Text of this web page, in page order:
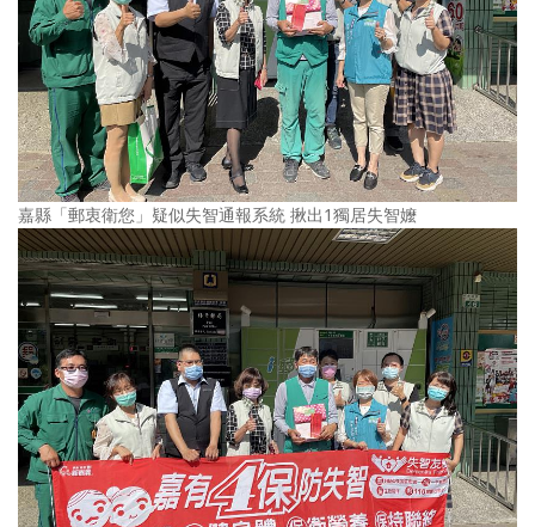
嘉縣「郵衷衛您」疑似失智通報系統 揪出1獨居失智嬤